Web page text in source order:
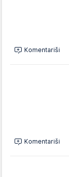
Komentariši
Komentariši